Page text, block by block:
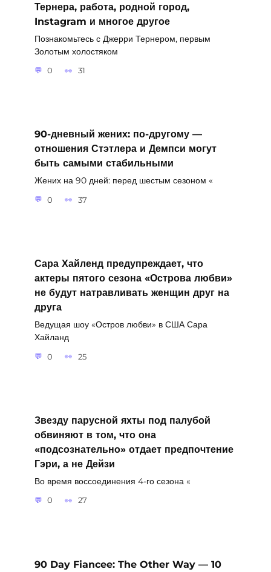
Тернера, работа, родной город,
Instagram и многое другое
Познакомьтесь с Джерри Тернером, первым
Золотым холостяком
0 31
90-дневный жених: по-другому —
отношения Стэтлера и Демпси могут
быть самыми стабильными
Жених на 90 дней: перед шестым сезоном «
0 37
Сара Хайленд предупреждает, что
актеры пятого сезона «Острова любви»
не будут натравливать женщин друг на
друга
Ведущая шоу «Остров любви» в США Сара
Хайланд
0 25
Звезду парусной яхты под палубой
обвиняют в том, что она
«подсознательно» отдает предпочтение
Гэри, а не Дейзи
Во время воссоединения 4-го сезона «
0 27
90 Day Fiancee: The Other Way — 10